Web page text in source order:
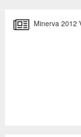
Minerva 2012